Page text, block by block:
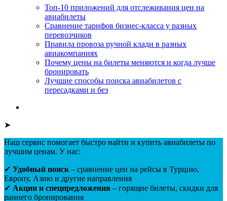
Топ-10 приложений для отслеживания цен на
авиабилеты
Сравнение тарифов бизнес-класса у разных
перевозчиков
Правила провоза ручной клади в разных
авиакомпаниях
Почему цены на билеты меняются и когда лучше
бронировать
Лучшие способы поиска авиабилетов с
пересадками и без
➤
Наш сервис помогает быстро найти и купить авиабилеты по
лучшим ценам. У нас:
✔ Удобный поиск– сравнение цен на рейсы в Турцию,
Европу, Азию и другие направления
✔ Акции и спецпредложения – горящие билеты, скидки для
раннего бронирования